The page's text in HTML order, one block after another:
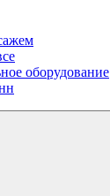
оборудование